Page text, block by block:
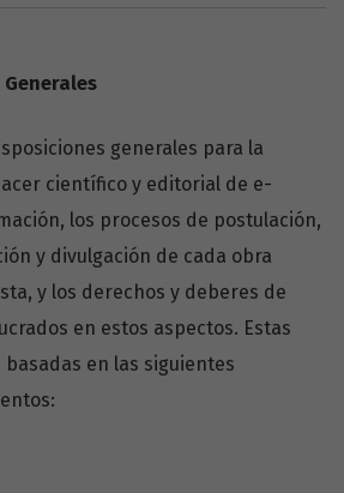
generales para la
científico y editorial de e-
los procesos de postulación,
y divulgación de cada obra
y los derechos y deberes de
en estos aspectos. Estas
en las siguientes